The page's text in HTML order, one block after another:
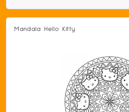
Mandala Hello Kitty